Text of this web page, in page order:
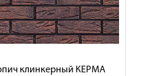
клинкерный КЕРМА